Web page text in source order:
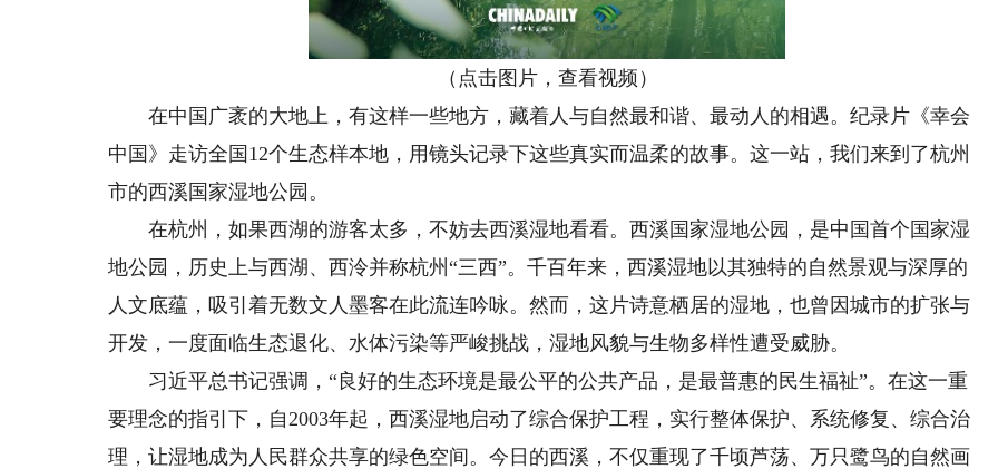
（点击图片，查看视频）
在中国广袤的大地上，有这样一些地方，藏着人与自然最和谐、最动人的相遇。纪录片《幸会
中国》走访全国12个生态样本地，用镜头记录下这些真实而温柔的故事。这一站，我们来到了杭州
市的西溪国家湿地公园。
在杭州，如果西湖的游客太多，不妨去西溪湿地看看。西溪国家湿地公园，是中国首个国家湿
地公园，历史上与西湖、西泠并称杭州“三西”。千百年来，西溪湿地以其独特的自然景观与深厚的
人文底蕴，吸引着无数文人墨客在此流连吟咏。然而，这片诗意栖居的湿地，也曾因城市的扩张与
开发，一度面临生态退化、水体污染等严峻挑战，湿地风貌与生物多样性遭受威胁。
习近平总书记强调，“良好的生态环境是最公平的公共产品，是最普惠的民生福祉”。在这一重
要理念的指引下，自2003年起，西溪湿地启动了综合保护工程，实行整体保护、系统修复、综合治
理，让湿地成为人民群众共享的绿色空间。今日的西溪，不仅重现了千顷芦荡、万只鹭鸟的自然画